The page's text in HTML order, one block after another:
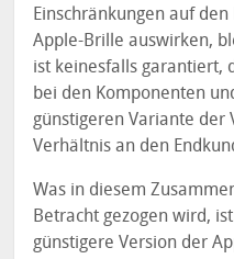
Einschränkungen auf
Apple-Brille auswirken,
ist keinesfalls garantiert,
bei den Komponenten
günstigeren Variante der
Verhältnis an den
Was in diesem
Betracht gezogen wird,
günstigere Version der